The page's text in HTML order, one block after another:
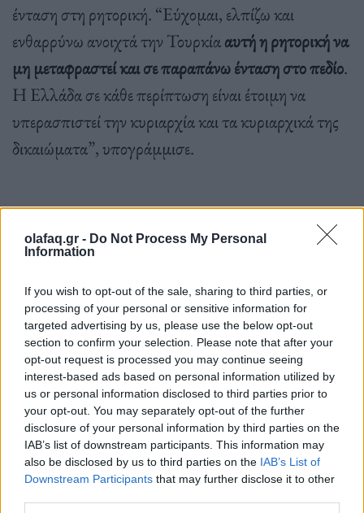
olafaq.gr - Do Not Process My Personal
Information
If you wish to opt-out of the sale, sharing to third parties, or
processing of your personal or sensitive information for
targeted advertising by us, please use the below opt-out
section to confirm your selection. Please note that after your
opt-out request is processed you may continue seeing
interest-based ads based on personal information utilized by
us or personal information disclosed to third parties prior to
your opt-out. You may separately opt-out of the further
disclosure of your personal information by third parties on the
IAB’s list of downstream participants. This information may
also be disclosed by us to third parties on the IAB’s List of
Downstream Participants that may further disclose it to other
ένταση στη ρητορική. “Εύχομαι, ελπίζω και
ενθαρρύνω ανοιχτά την Τουρκίααυτή η ρητορική να
μη μεταφραστεί και σε παραπάνω ένταση στο πεδίο.
Η Ελλάδα σε κάθε περίπτωση είναι έτοιμη να
υπερασπιστεί την κυριαρχία και τα κυριαρχικά της
δικαιώματα”, υπογράμμισε.
Πρόσθεσε ότι είμαστε “μακριά από αυτά” όπως και
μακριά από την ένταση του καλοκαιριού του 2020
Αποτελεί, είπε, καιπρόκληση στο πλαίσιο το
ΝΑΤΟκαθώς δεν χρειάζονται πρόσθετες εστίες
αναταραχής εντός της συμμαχίας.
Αναφερόμενος στην επισιτιστική κρίση καθώς20
εκατ. τόνοι σιταριού είναι εγκλωβισμένοιστην